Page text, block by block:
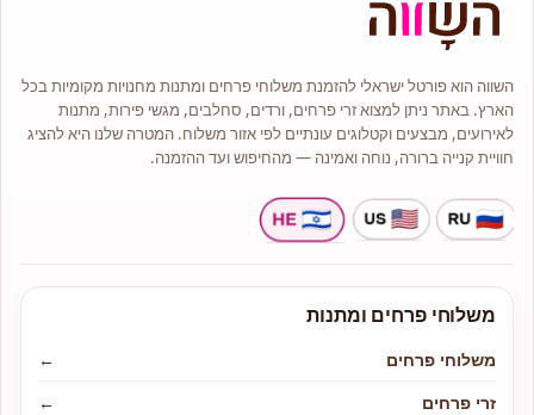
השווה הוא פורטל ישראלי להזמנת משלוחי פרחים ומתנות מחנויות מקומיות בכל
הארץ. באתר ניתן למצוא זרי פרחים, ורדים, סחלבים, מגשי פירות, מתנות
לאירועים, מבצעים וקטלוגים עונתיים לפי אזור משלוח. המטרה שלנו היא להציג
חוויית קנייה ברורה, נוחה ואמינה — מהחיפוש ועד ההזמנה.
משלוחי פרחים ומתנות
משלוחי פרחים
←
זרי פרחים
←